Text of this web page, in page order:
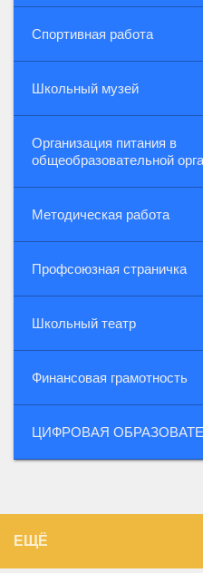
Спортивная работа
Школьный музей
Организация питания в
общеобразовательной
Методическая работа
Профсоюзная страничка
Школьный театр
Финансовая грамотность
ЦИФРОВАЯ
ЕЩЁ